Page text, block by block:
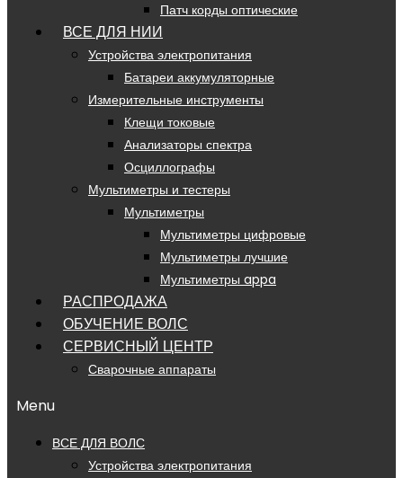
Патч корды оптические
ВСЕ ДЛЯ НИИ
Устройства электропитания
Батареи аккумуляторные
Измерительные инструменты
Клещи токовые
Анализаторы спектра
Осциллографы
Мультиметры и тестеры
Мультиметры
Мультиметры цифровые
Мультиметры лучшие
Мультиметры appa
РАСПРОДАЖА
ОБУЧЕНИЕ ВОЛС
СЕРВИСНЫЙ ЦЕНТР
Сварочные аппараты
Menu
ВСЕ ДЛЯ ВОЛС
Устройства электропитания